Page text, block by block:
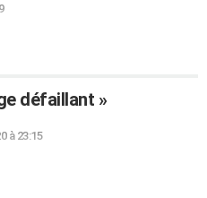
défaillant »
à 23:15